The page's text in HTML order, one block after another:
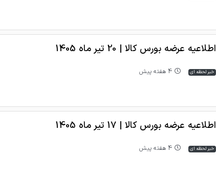
اطلاعیه عرضه بورس کالا | 20 تیر ماه 1405
خبر لحظه ای 4 هفته پیش
اطلاعیه عرضه بورس کالا | 17 تیر ماه 1405
خبر لحظه ای 4 هفته پیش